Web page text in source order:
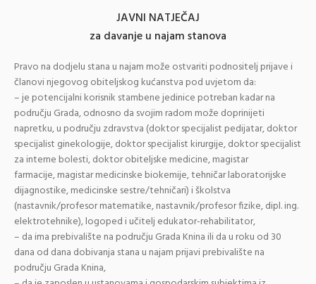
JAVNI NATJEČAJ
za davanje u najam stanova
Pravo na dodjelu stana u najam može ostvariti podnositelj prijave i
članovi njegovog obiteljskog kućanstva pod uvjetom da:
– je potencijalni korisnik stambene jedinice potreban kadar na
području Grada, odnosno da svojim radom može doprinijeti
napretku, u području zdravstva (doktor specijalist pedijatar, doktor
specijalist ginekologije, doktor specijalist kirurgije, doktor specijalist
za interne bolesti, doktor obiteljske medicine, magistar
farmacije, magistar medicinske biokemije, tehničar laboratorijske
dijagnostike, medicinske sestre/tehničari) i školstva
(nastavnik/profesor matematike, nastavnik/profesor fizike, dipl. ing.
elektrotehnike), logoped i učitelj edukator-rehabilitator,
– da ima prebivalište na području Grada Knina ili da u roku od 30
dana od dana dobivanja stana u najam prijavi prebivalište na
području Grada Knina,